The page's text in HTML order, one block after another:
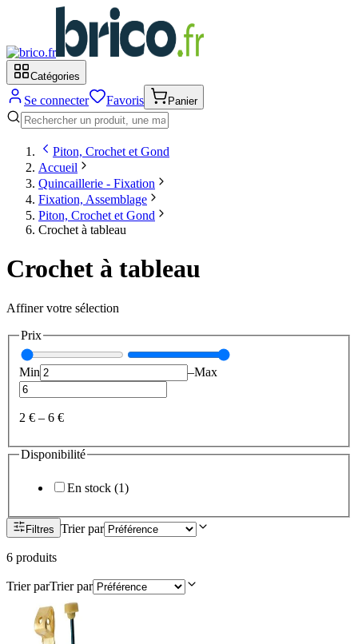
Catégories
Se connecter Favoris Panier
Piton, Crochet et Gond
Accueil
Quincaillerie - Fixation
Fixation, Assemblage
Piton, Crochet et Gond
Crochet à tableau
Crochet à tableau
Affiner votre sélection
Prix
Min –Max
2 € – 6 €
Disponibilité
En stock (1)
Filtres Trier par
6 produits
Trier parTrier par